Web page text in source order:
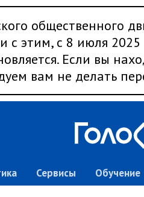
общественного
с этим, с 8 июля
Если вы
вам не делать
Сервисы Обучение